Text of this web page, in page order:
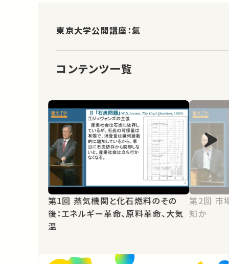
東京大学公開講座：氣
コンテンツ一覧
第1回 蒸気機関と化石燃料のその
後：エネルギー革命、原料革命、大気
温
第2回 市場の空気：群集行動か集合
知か